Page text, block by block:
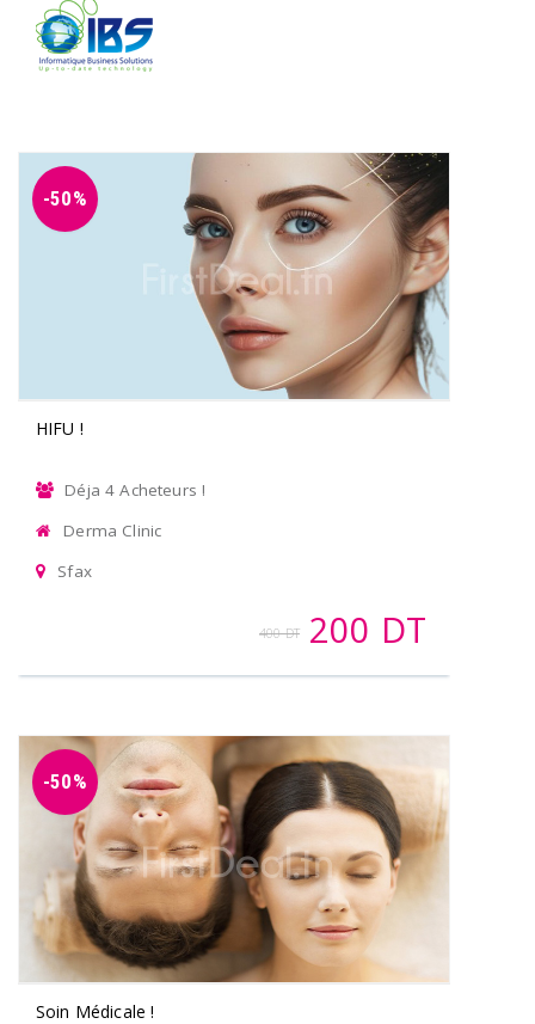
-50%
HIFU !
Déja 4 Acheteurs !
Derma Clinic
Sfax
200 DT
400 DT
-50%
Soin Médicale !